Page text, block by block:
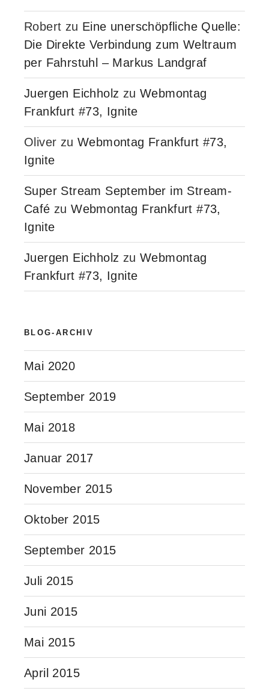
Robert zu Eine unerschöpfliche Quelle:
Die Direkte Verbindung zum Weltraum
per Fahrstuhl – Markus Landgraf
Juergen Eichholz zuWebmontag
Frankfurt #73, Ignite
Oliver zuWebmontag Frankfurt #73,
Ignite
Super Stream September im Stream-
Café zuWebmontag Frankfurt #73,
Ignite
Juergen Eichholz zuWebmontag
Frankfurt #73, Ignite
BLOG-ARCHIV
Mai 2020
September 2019
Mai 2018
Januar 2017
November 2015
Oktober 2015
September 2015
Juli 2015
Juni 2015
Mai 2015
April 2015